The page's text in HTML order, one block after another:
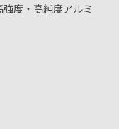
度・高純度アルミ